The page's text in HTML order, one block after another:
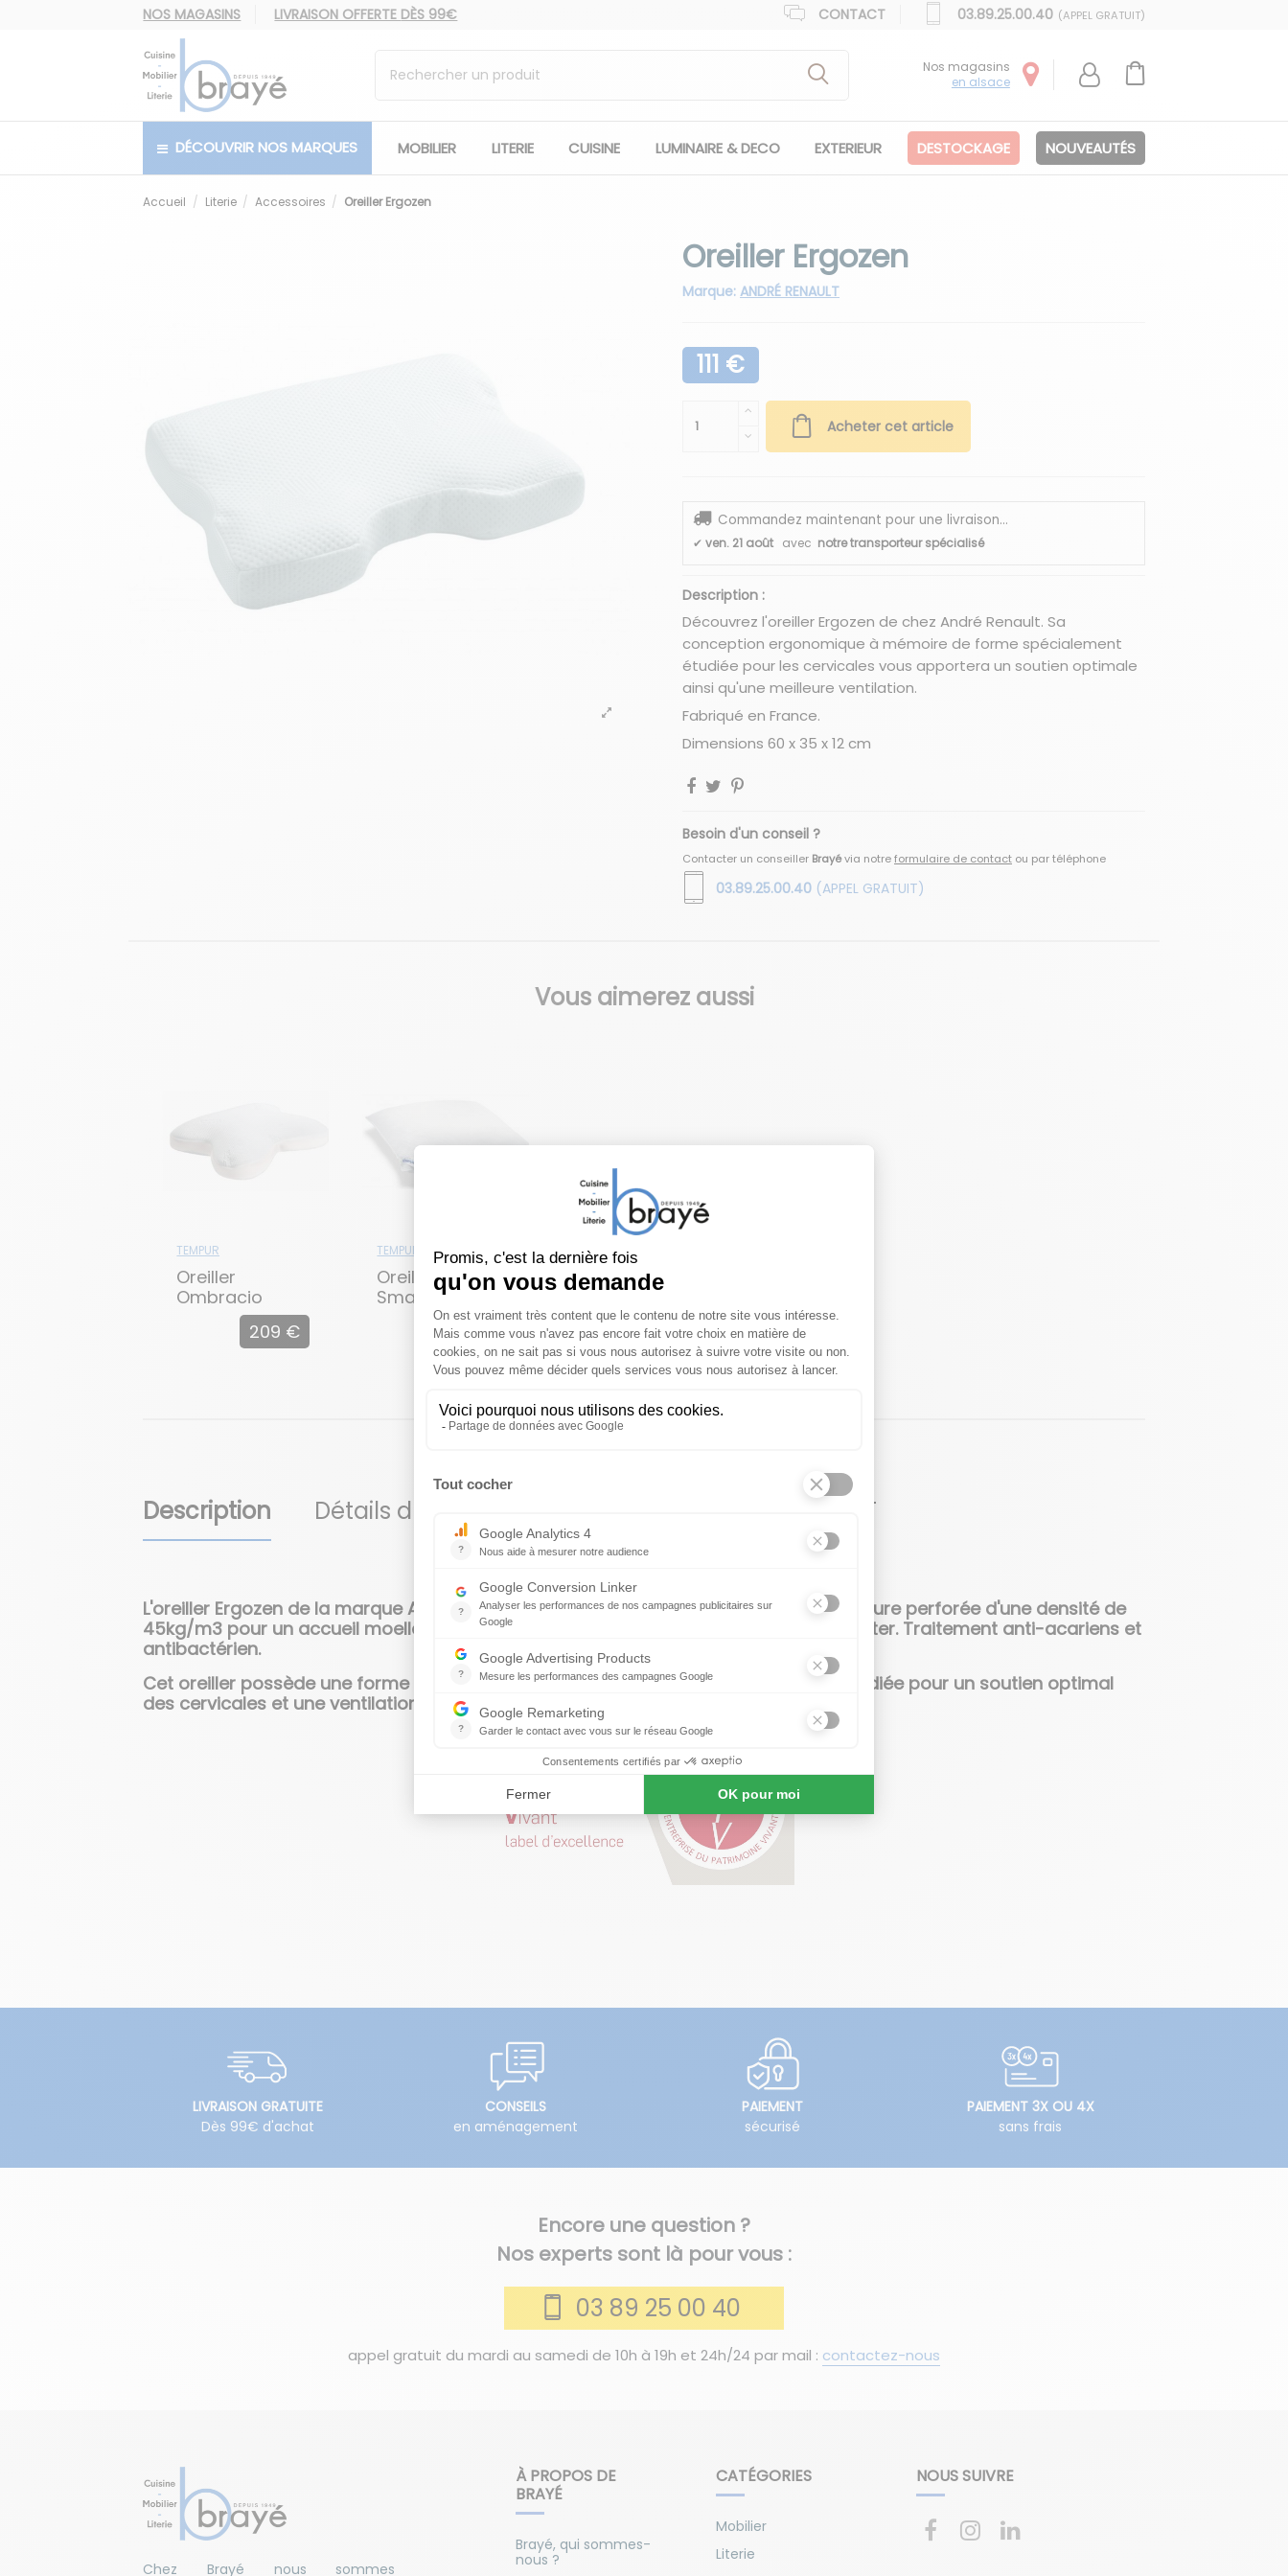
NOS MAGASINS LIVRAISON OFFERTE DÈS 99€ CONTACT 03.89.25.00.40 (APPEL GRATUIT)
Nos magasins
en alsace
DÉCOUVRIR NOS MARQUES MOBILIER LITERIE CUISINE LUMINAIRE & DECO EXTERIEUR DESTOCKAGE NOUVEAUTÉS
Accueil Literie Accessoires Oreiller Ergozen
Oreiller Ergozen
Marque: ANDRÉ RENAULT
111 €
Acheter cet article
Commandez maintenant pour une livraison...
✔ ven. 21 août avec notre transporteur spécialisé
Description :
Découvrez l'oreiller Ergozen de chez André Renault. Sa
conception ergonomique à mémoire de forme spécialement
étudiée pour les cervicales vous apportera un soutien optimale
ainsi qu'une meilleure ventilation.
Fabriqué en France.
Dimensions 60 x 35 x 12 cm
Besoin d'un conseil ?
Contacter un conseiller Brayévia notreformulaire de contact ou par téléphone
03.89.25.00.40 (APPEL GRATUIT)
Vous aimerez aussi
TEMPUR
Oreiller
Ombracio
209 €
TEMPUR
Oreiller
Smartcool
229 €
Description Détails du produit À propos de ANDRÉ RENAULT
L'oreiller Ergozen de la marque André Renault est composé de mousse visco Soja Nature perforée d'une densité de
45kg/m3 pour un accueil moelleux et un soutien enveloppant. Enveloppe 100% polyester. Traitement anti-acariens et
antibactérien.
Cet oreiller possède une forme ergonomique à mémoire de forme spécialement étudiée pour un soutien optimal
des cervicales et une ventilation naturelle facilités. Fabrication Française.
Encore une question ?
Nos experts sont là pour vous :
03 89 25 00 40
appel gratuit du mardi au samedi de 10h à 19h et 24h/24 par mail : contactez-nous
LIVRAISON GRATUITE
Dès 99€ d'achat
CONSEILS
en aménagement
PAIEMENT
sécurisé
PAIEMENT 3X OU 4X
sans frais
À PROPOS DE
BRAYÉ
Brayé, qui sommes-
nous ?
CATÉGORIES
Mobilier
Literie
Chez Brayé nous sommes
NOUS SUIVRE